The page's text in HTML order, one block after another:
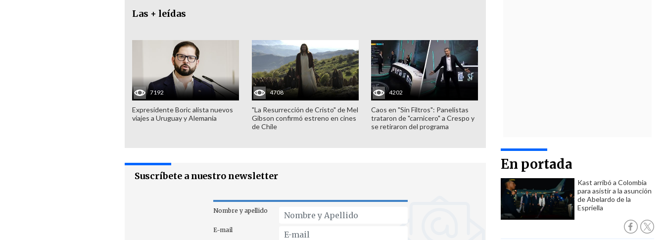
En portada
Kast arribó a Colombia
para asistir a la asunción
de Abelardo de la
Espriella
Las + leídas
7192
Expresidente Boric alista nuevos
viajes a Uruguay y Alemania
4708
"La Resurrección de Cristo" de Mel
Gibson confirmó estreno en cines
de Chile
4202
Caos en "Sin Filtros": Panelistas
trataron de "carnicero" a Crespo y
se retiraron del programa
Suscríbete a nuestro newsletter
Nombre y apellido
E-mail